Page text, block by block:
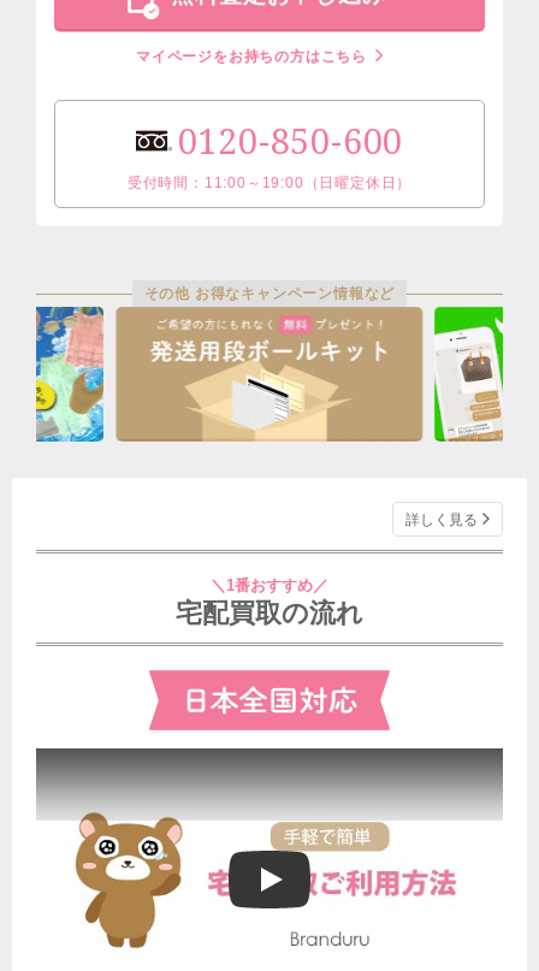
マイページをお持ちの方はこちら
0120-850-600
受付時間：11:00～19:00（日曜定休日）
その他 お得なキャンペーン情報など
詳しく見る
＼1番おすすめ／
宅配買取の流れ
ブランドゥールの宅配買取ご利用方法